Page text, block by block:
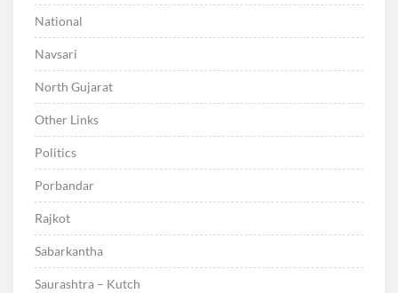
National
Navsari
North Gujarat
Other Links
Politics
Porbandar
Rajkot
Sabarkantha
Saurashtra – Kutch